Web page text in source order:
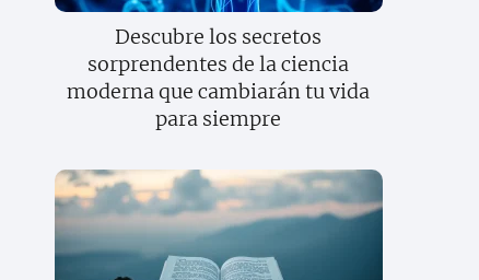
Descubre los secretos
sorprendentes de la ciencia
moderna que cambiarán tu vida
para siempre